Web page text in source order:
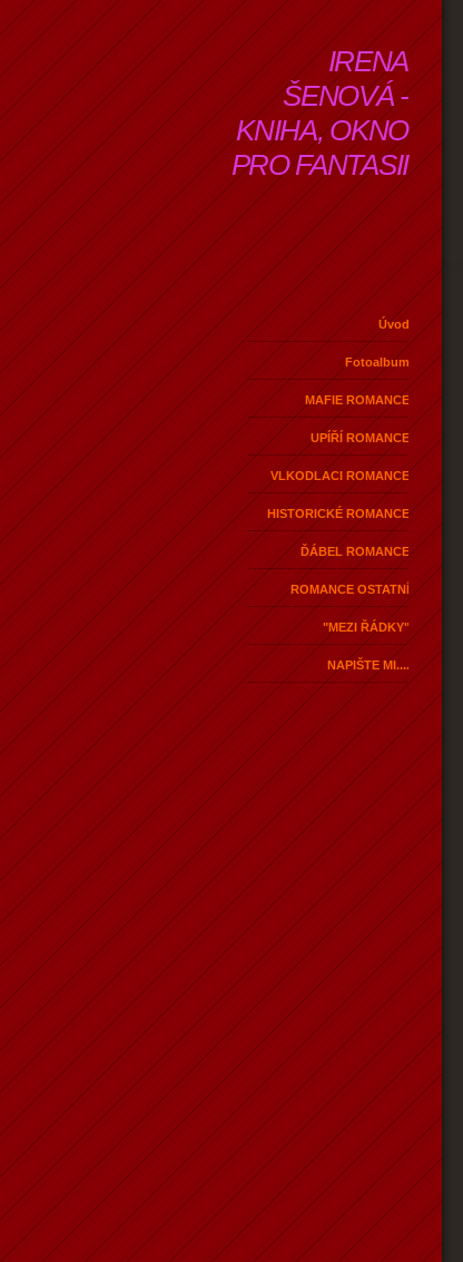
IRENA
ŠENOVÁ -
KNIHA, OKNO
PRO FANTASII
Úvod
Fotoalbum
MAFIE ROMANCE
UPÍŘÍ ROMANCE
VLKODLACI ROMANCE
HISTORICKÉ ROMANCE
ĎÁBEL ROMANCE
ROMANCE OSTATNÍ
"MEZI ŘÁDKY"
NAPIŠTE MI....